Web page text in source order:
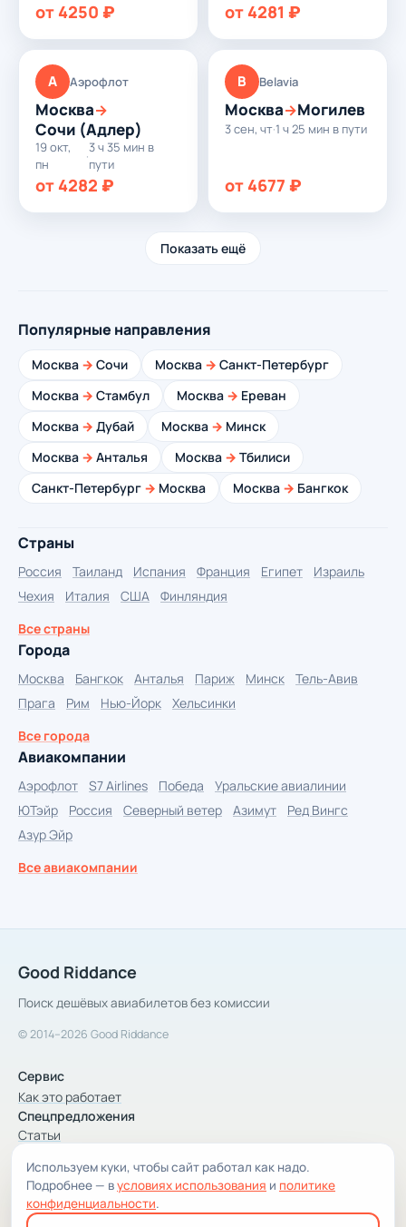
от 4250 ₽ от 4281 ₽
А Аэрофлот
Москва→
Сочи (Адлер)
19 окт,
пн
·
3 ч 35 мин в
пути
от 4282 ₽
B Belavia
Москва→Могилев
3 сен, чт·1 ч 25 мин в пути
от 4677 ₽
Показать ещё
Популярные направления
Москва → Сочи Москва → Санкт-Петербург
Москва → Стамбул Москва → Ереван
Москва → Дубай Москва → Минск
Москва → Анталья Москва → Тбилиси
Санкт-Петербург → Москва Москва → Бангкок
Страны
Россия Таиланд Испания Франция Египет
Израиль
Чехия
Италия США
Финляндия
Все страны
Города
Москва Бангкок Анталья Париж Минск
Тель-Авив
Прага
Рим Нью-Йорк
Хельсинки
Все города
Авиакомпании
Аэрофлот S7 Airlines Победа
Уральские авиалинии
ЮТэйр
Россия Северный ветер Азимут
Ред Вингс
Азур Эйр
Все авиакомпании
Good Riddance
Поиск дешёвых авиабилетов без комиссии
© 2014–2026 Good Riddance
Сервис
Как это работает
Спецпредложения
Статьи
Компания
Компания и контакты
Условия использования
Используем куки, чтобы сайт работал как надо.
Подробнее — вусловиях использования и политике
конфиденциальности.